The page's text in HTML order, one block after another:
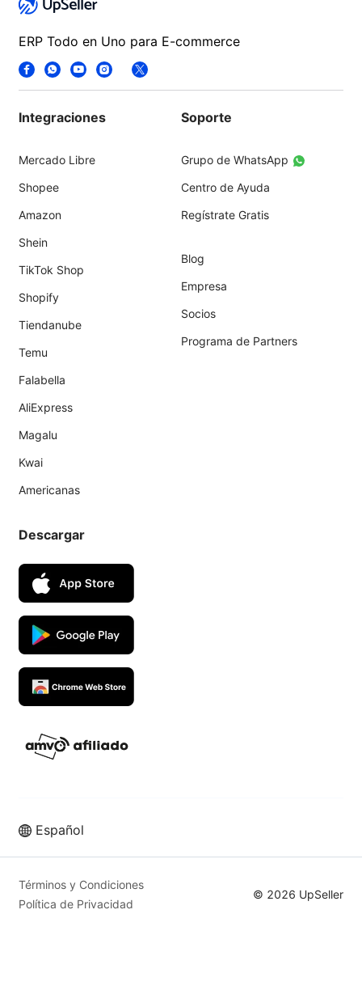
Vende más en los mejores
ERP Todo en Uno para E-commerce
Integraciones
Mercado Libre
Shopee
Amazon
Shein
TikTok Shop
Shopify
Tiendanube
Temu
Falabella
AliExpress
Magalu
Kwai
Americanas
Soporte
Grupo de WhatsApp
Centro de Ayuda
Regístrate Gratis
Blog
Empresa
Socios
Programa de Partners
Descargar
Español
Términos y Condiciones
Política de Privacidad
© 2026 UpSeller